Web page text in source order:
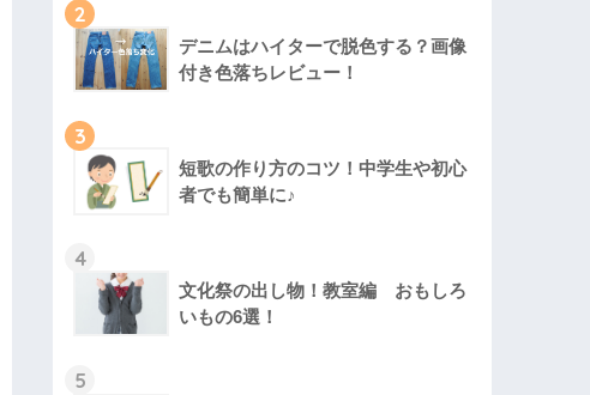
2
デニムはハイターで脱色する？画像
付き色落ちレビュー！
3
短歌の作り方のコツ！中学生や初心
者でも簡単に♪
4
文化祭の出し物！教室編 おもしろ
いもの6選！
5